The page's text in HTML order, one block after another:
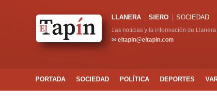
LLANERA SIERO SOCIEDAD
Las noticias y la información de Llanera
✉ eltapin@eltapin.com
PORTADA SOCIEDAD POLÍTICA DEPORTES